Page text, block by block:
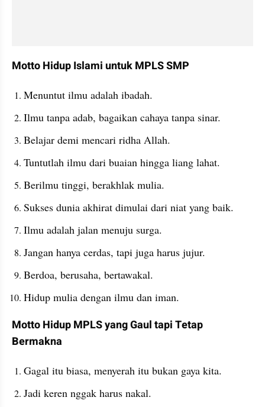
Motto Hidup Islami untuk MPLS SMP
Menuntut ilmu adalah ibadah.
Ilmu tanpa adab, bagaikan cahaya tanpa sinar.
Belajar demi mencari ridha Allah.
Tuntutlah ilmu dari buaian hingga liang lahat.
Berilmu tinggi, berakhlak mulia.
Sukses dunia akhirat dimulai dari niat yang baik.
Ilmu adalah jalan menuju surga.
Jangan hanya cerdas, tapi juga harus jujur.
Berdoa, berusaha, bertawakal.
Hidup mulia dengan ilmu dan iman.
Motto Hidup MPLS yang Gaul tapi Tetap
Bermakna
Gagal itu biasa, menyerah itu bukan gaya kita.
Jadi keren nggak harus nakal.